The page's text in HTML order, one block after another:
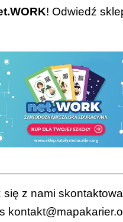
! Odwiedź
się z nami